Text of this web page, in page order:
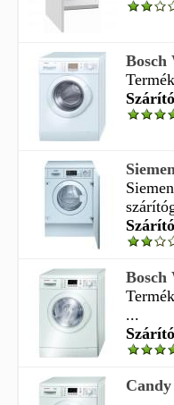
Bosch
Bosch
...
Candy